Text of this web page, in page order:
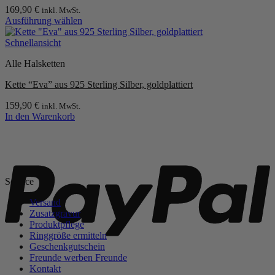
Optionen
können
auf
der
gewählt
werden
169,90 € inkl. MwSt.
Ausführung wählen
Dieses
Produkt
mehrere
auf.
Optionen
können
gewählt
werden
Schnellansicht
Alle Halsketten
Kette “Eva” aus 925 Sterling Silber, goldplattiert
159,90 € inkl. MwSt.
In den Warenkorb
Service
Versand
Zusatzgravur
Produktpflege
Ringgröße ermitteln
Geschenkgutschein
Freunde werben Freunde
Kontakt